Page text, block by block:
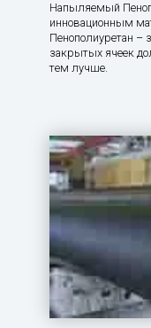
Напыляемый
инновационным
Пенополиуретан –
закрытых ячеек
тем лучше.